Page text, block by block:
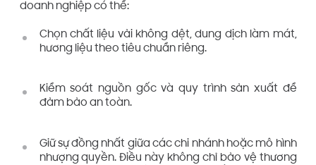
doanh nghiệp có thể:
Chọn chất liệu vải không dệt, dung dịch làm mát,
hương liệu theo tiêu chuẩn riêng.
Kiểm soát nguồn gốc và quy trình sản xuất để
đảm bảo an toàn.
Giữ sự đồng nhất giữa các chi nhánh hoặc mô hình
nhượng quyền. Điều này không chỉ bảo vệ thương